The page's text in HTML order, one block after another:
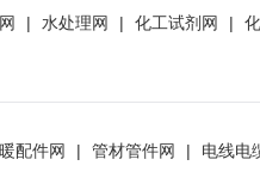
| 水处理网 | 化工试剂网 |
配件网 | 管材管件网 | 电线电